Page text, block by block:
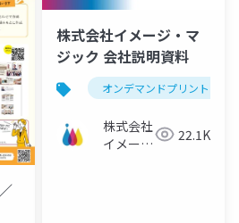
株式会社イメージ・マ
ジック 会社説明資料
オンデマンドプリント
株式会社
イメー
22.1K